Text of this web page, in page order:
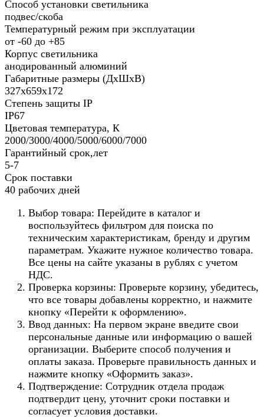
Способ установки светильника
подвес/скоба
Температурный режим при эксплуатации
от -60 до +85
Корпус светильника
анодированный алюминий
Габаритные размеры (ДхШхВ)
327x659x172
Степень защиты IP
IP67
Цветовая температура, К
2000/3000/4000/5000/6000/7000
Гарантийный срок,лет
5-7
Срок поставки
40 рабочих дней
Выбор товара: Перейдите в каталог и
воспользуйтесь фильтром для поиска по
техническим характеристикам, бренду и другим
параметрам. Укажите нужное количество товара.
Все цены на сайте указаны в рублях с учетом
НДС.
Проверка корзины: Проверьте корзину, убедитесь,
что все товары добавлены корректно, и нажмите
кнопку «Перейти к оформлению».
Ввод данных: На первом экране введите свои
персональные данные или информацию о вашей
организации. Выберите способ получения и
оплаты заказа. Проверьте правильность данных и
нажмите кнопку «Оформить заказ».
Подтверждение: Сотрудник отдела продаж
подтвердит цену, уточнит сроки поставки и
согласует условия доставки.